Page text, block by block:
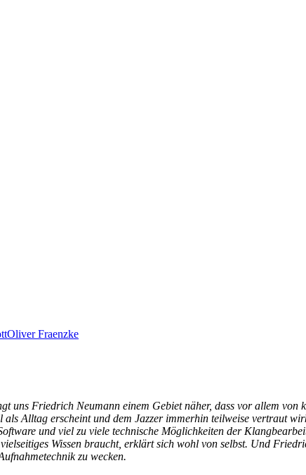
Oliver Fraenzke
uns Friedrich Neumann einem Gebiet näher, dass vor allem von
Alltag erscheint und dem Jazzer immerhin teilweise vertraut
und viel zu viele technische Möglichkeiten der
Wissen braucht, erklärt sich wohl von selbst. Und
zu wecken.